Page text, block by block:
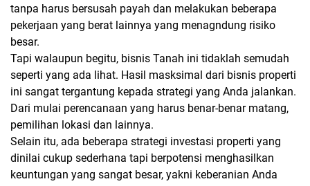
tanpa harus bersusah payah dan melakukan beberapa
pekerjaan yang berat lainnya yang menagndung risiko
besar.
Tapi walaupun begitu, bisnis Tanah ini tidaklah semudah
seperti yang ada lihat. Hasil masksimal dari bisnis properti
ini sangat tergantung kepada strategi yang Anda jalankan.
Dari mulai perencanaan yang harus benar-benar matang,
pemilihan lokasi dan lainnya.
Selain itu, ada beberapa strategi investasi properti yang
dinilai cukup sederhana tapi berpotensi menghasilkan
keuntungan yang sangat besar, yakni keberanian Anda